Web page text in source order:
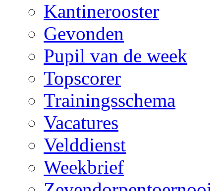
Kantinerooster
Gevonden
Pupil van de week
Topscorer
Trainingsschema
Vacatures
Velddienst
Weekbrief